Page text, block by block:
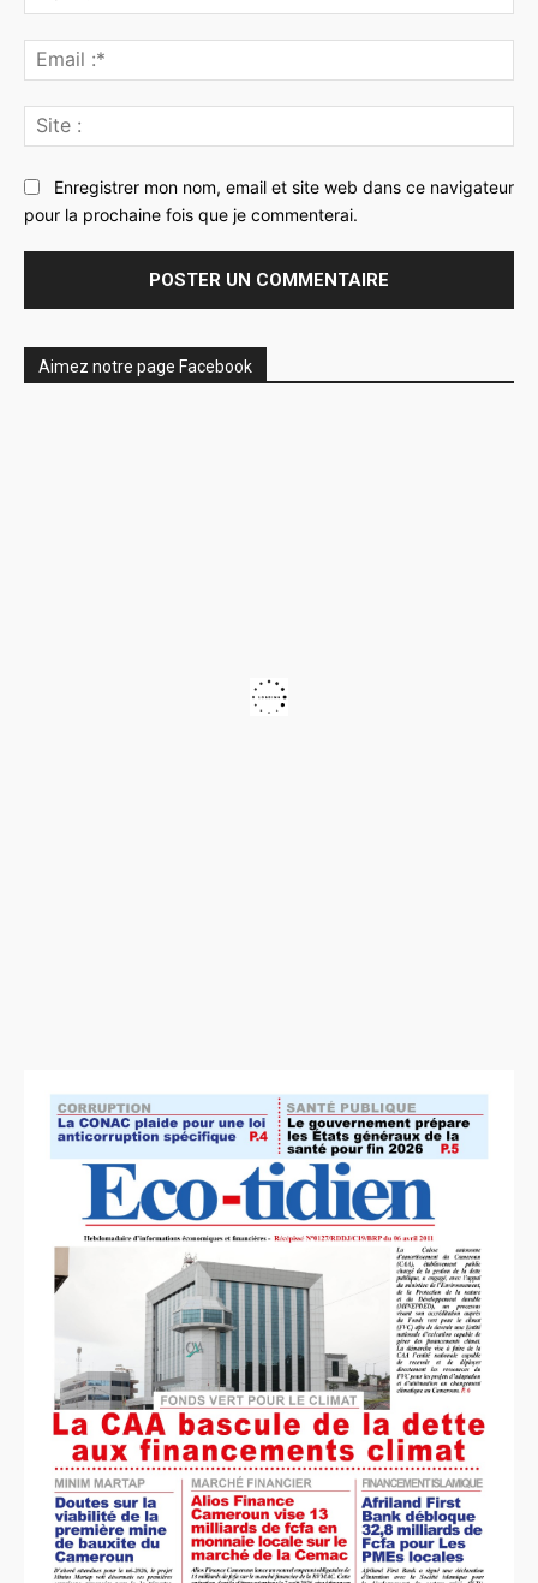
:*
:*
:
Enregistrer mon nom, email et site web dans ce navigateur
pour la prochaine fois que je commenterai.
Aimez notre page Facebook